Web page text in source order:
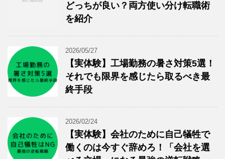
どっちが良い？両方使い分け転職術
を紹介
2026/05/27
【実体験】工場勤務の暑さ対策5選！
それでも限界を感じたら取るべき最
終手段
2026/02/24
【実体験】会社のために自己犠牲で
働くのは今すぐ辞めろ！「会社を選